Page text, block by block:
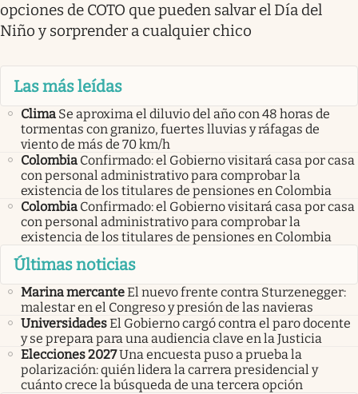
opciones de COTO que pueden salvar el Día del
Niño y sorprender a cualquier chico
Las más leídas
Clima Se aproxima el diluvio del año con 48 horas de
tormentas con granizo, fuertes lluvias y ráfagas de
viento de más de 70 km/h
Colombia Confirmado: el Gobierno visitará casa por casa
con personal administrativo para comprobar la
existencia de los titulares de pensiones en Colombia
Colombia Confirmado: el Gobierno visitará casa por casa
con personal administrativo para comprobar la
existencia de los titulares de pensiones en Colombia
Últimas noticias
Marina mercanteEl nuevo frente contra Sturzenegger:
malestar en el Congreso y presión de las navieras
UniversidadesEl Gobierno cargó contra el paro docente
y se prepara para una audiencia clave en la Justicia
Elecciones 2027Una encuesta puso a prueba la
polarización: quién lidera la carrera presidencial y
cuánto crece la búsqueda de una tercera opción